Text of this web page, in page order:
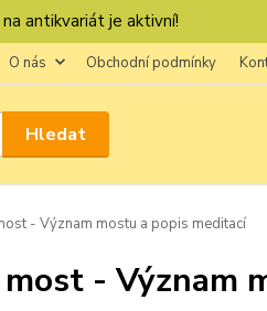
antikvariát je aktivní!
O nás Obchodní podmínky
Hledat
- Význam mostu a popis meditací
- Význam